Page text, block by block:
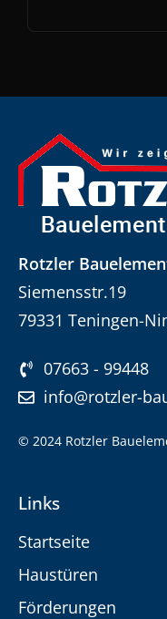
Rotzler
Siemensstr.19
79331 Teningen-
07663 - 99448
info@rotzler-
© 2024 Rotzler
Links
Startseite
Haustüren
Förderungen